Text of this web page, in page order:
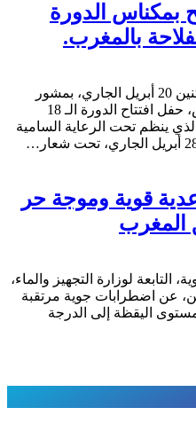
بمكناس الدورة
ترأس الأمير مولاي رشيد، اليوم الإثنين 20 أبريل الجاري، بمشور
الستينية – صهريج السواني بمكناس، حفل افتتاح الدورة الـ 18
ينظم تحت الرعاية السامية
قوية وموجة حر
المغرب
التابعة لوزارة التجهيز والماء،
عن اضطرابات جوية مرتقبة
اليقظة إلى الدرجة